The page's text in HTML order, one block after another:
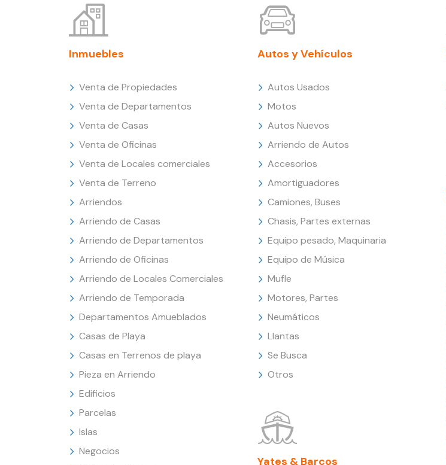
Inmuebles
Venta de Propiedades
Venta de Departamentos
Venta de Casas
Venta de Oficinas
Venta de Locales comerciales
Venta de Terreno
Arriendos
Arriendo de Casas
Arriendo de Departamentos
Arriendo de Oficinas
Arriendo de Locales Comerciales
Arriendo de Temporada
Departamentos Amueblados
Casas de Playa
Casas en Terrenos de playa
Pieza en Arriendo
Edificios
Parcelas
Islas
Negocios
Autos y Vehículos
Autos Usados
Motos
Autos Nuevos
Arriendo de Autos
Accesorios
Amortiguadores
Camiones, Buses
Chasis, Partes externas
Equipo pesado, Maquinaria
Equipo de Música
Mufle
Motores, Partes
Neumáticos
Llantas
Se Busca
Otros
Yates & Barcos